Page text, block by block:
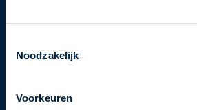
Noodzakelijk
Voorkeuren
Bezuidenhoutseweg 12
T+31 70 349 03 49